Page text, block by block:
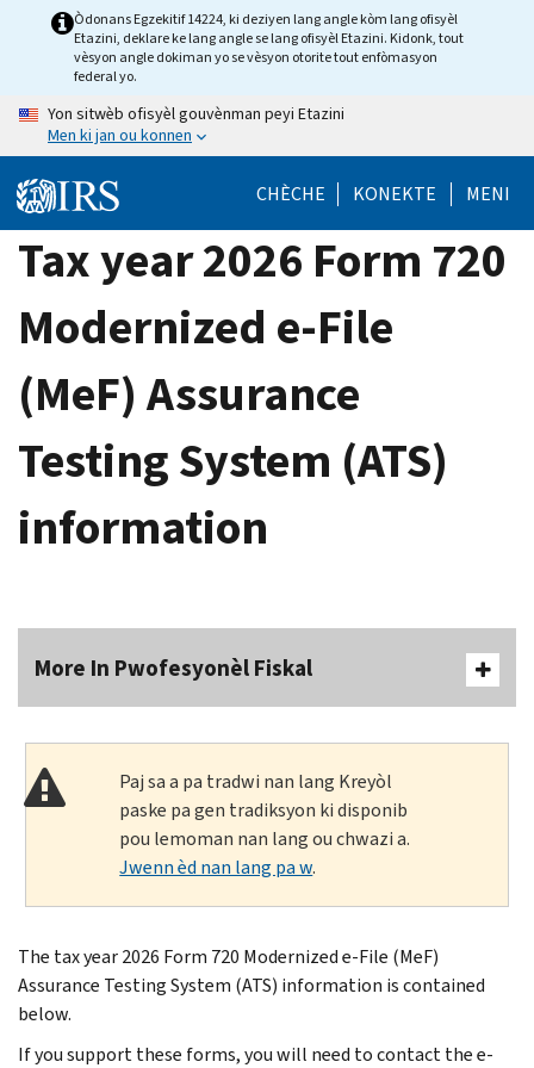
Òdonans Egzekitif 14224, ki deziyen lang angle kòm lang ofisyèl
Etazini, deklare ke lang angle se lang ofisyèl Etazini. Kidonk, tout
vèsyon angle dokiman yo se vèsyon otorite tout enfòmasyon
federal yo.
Yon sitwèb ofisyèl gouvènman peyi Etazini
Men ki jan ou konnen
CHÈCHE KONEKTE MENI
Tax year 2026 Form 720
Modernized e-File
(MeF) Assurance
Testing System (ATS)
information
More In Pwofesyonèl Fiskal
Paj sa a pa tradwi nan lang Kreyòl
paske pa gen tradiksyon ki disponib
pou lemoman nan lang ou chwazi a.
Jwenn èd nan lang pa w.
The tax year 2026 Form 720 Modernized e-File (MeF)
Assurance Testing System (ATS) information is contained
below.
If you support these forms, you will need to contact the e-